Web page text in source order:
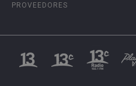
PROVEEDORES